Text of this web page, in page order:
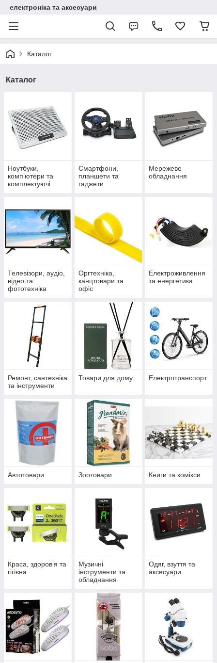
електроніка та аксесуари
Каталог
Каталог
Ноутбуки,
комп’ютери та
комплектуючі
Смартфони,
планшети та
гаджети
Мережеве
обладнання
Телевізори, аудіо,
відео та
фототехніка
Оргтехніка,
канцтовари та
офіс
Електроживлення
та енергетика
Ремонт, сантехніка
та інструменти
Товари для дому Електротранспорт
Автотовари Зоотовари Книги та комікси
Краса, здоров’я та
гігієна
Музичні
інструменти та
обладнання
Одяг, взуття та
аксесуари